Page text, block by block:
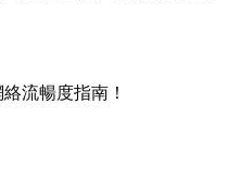
流暢度指南！